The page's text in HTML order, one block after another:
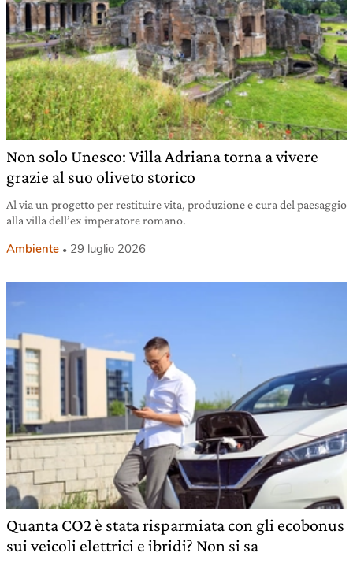
Non solo Unesco: Villa Adriana torna a vivere
grazie al suo oliveto storico
Al via un progetto per restituire vita, produzione e cura del paesaggio
alla villa dell’ex imperatore romano.
Ambiente 29 luglio 2026
Quanta CO2 è stata risparmiata con gli ecobonus
sui veicoli elettrici e ibridi? Non si sa